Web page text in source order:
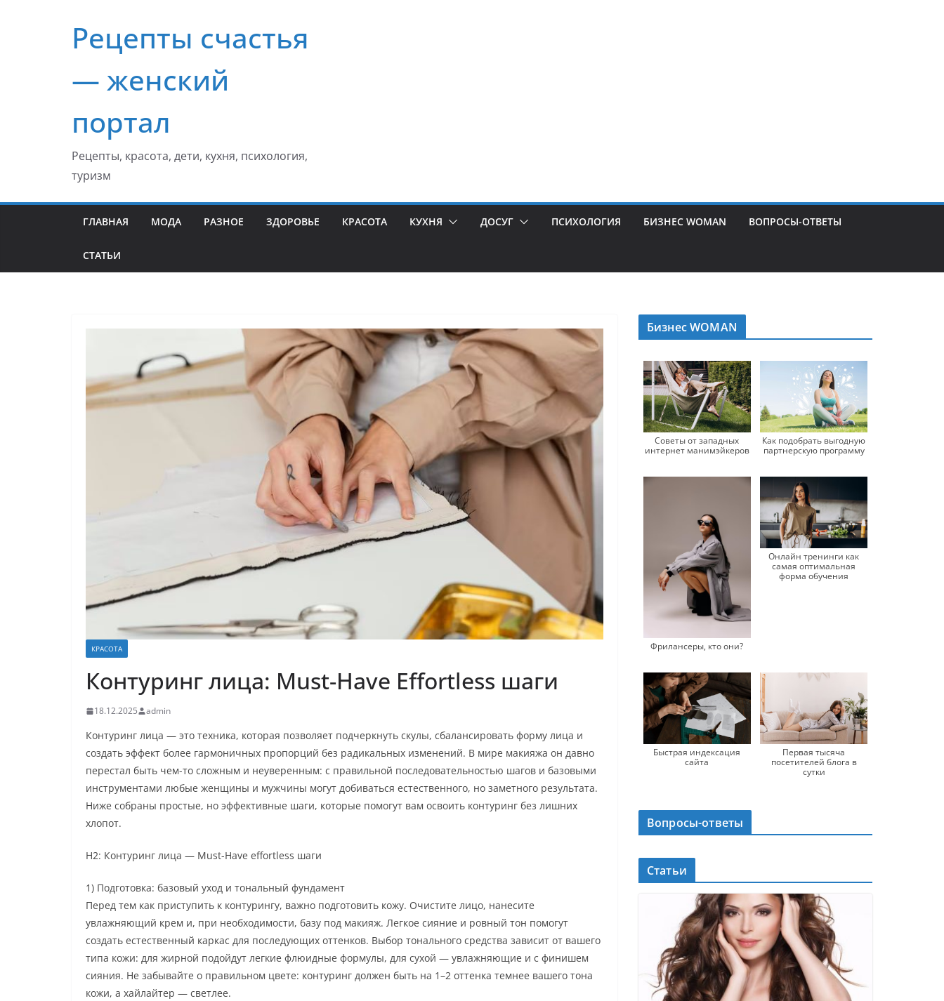
содержимомуРецепты счастья
— женский
портал
Рецепты, красота, дети, кухня, психология,
туризм
ГЛАВНАЯ МОДА РАЗНОЕ ЗДОРОВЬЕ КРАСОТА КУХНЯ ДОСУГ ПСИХОЛОГИЯ БИЗНЕС WOMAN ВОПРОСЫ-ОТВЕТЫ
СТАТЬИ
КРАСОТА
Контуринг лица: Must-Have Effortless шаги
18.12.2025 admin
Контуринг лица — это техника, которая позволяет подчеркнуть скулы, сбалансировать форму лица и
создать эффект более гармоничных пропорций без радикальных изменений. В мире макияжа он давно
перестал быть чем-то сложным и неуверенным: с правильной последовательностью шагов и базовыми
инструментами любые женщины и мужчины могут добиваться естественного, но заметного результата.
Ниже собраны простые, но эффективные шаги, которые помогут вам освоить контуринг без лишних
хлопот.
H2: Контуринг лица — Must-Have effortless шаги
1) Подготовка: базовый уход и тональный фундамент
Перед тем как приступить к контурингу, важно подготовить кожу. Очистите лицо, нанесите
увлажняющий крем и, при необходимости, базу под макияж. Легкое сияние и ровный тон помогут
создать естественный каркас для последующих оттенков. Выбор тонального средства зависит от вашего
типа кожи: для жирной подойдут легкие флюидные формулы, для сухой — увлажняющие и с финишем
сияния. Не забывайте о правильном цвете: контуринг должен быть на 1–2 оттенка темнее вашего тона
кожи, а хайлайтер — светлее.
Бизнес WOMAN
Советы от западных
интернет манимэйкеров
Как подобрать выгодную
партнерскую программу
Фрилансеры, кто они?
Онлайн тренинги как
самая оптимальная
форма обучения
Быстрая индексация
сайта
Первая тысяча
посетителей блога в
сутки
Вопросы-ответы
Статьи